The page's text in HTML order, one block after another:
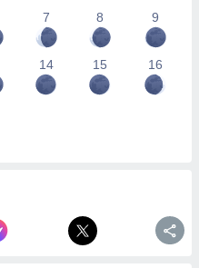
7 8 9
14 15 16